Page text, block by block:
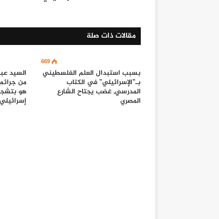
مقالات ذات صلة
669
بسبب استبدال العلم الفلسطيني
بـ”الإسرائيلي” في الكتاب
المدرسي, غضب يجتاح الشارع
المصري
السيد
من
هو